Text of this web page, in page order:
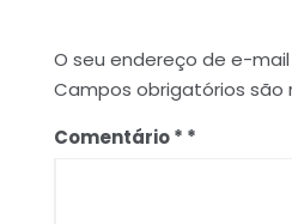
O seu endereço de e-
Campos obrigatórios são
Comentário*